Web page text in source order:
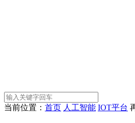
当前位置： 首页 人工智能 IOT平台